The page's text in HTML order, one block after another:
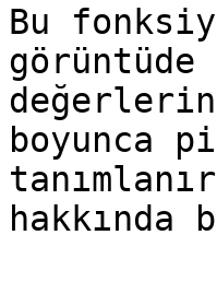
Bu
boyunca